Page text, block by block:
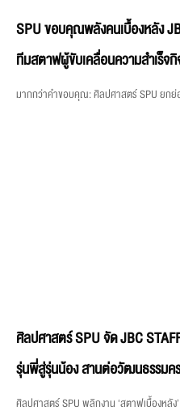
SPU ขอบคุณพลังคนเบื้องหลัง
ทีมสตาฟผู้ขับเคลื่อนความสำเร็จ
มากกว่าคำขอบคุณ: ศิลปศาสตร์ SPU ยกย่
ศิลปศาสตร์ SPU จัด JBC
รุ่นพี่สู่รุ่นน้อง สานต่อวัฒนธรรมค
ศิลปศาสตร์ SPU พลิกงาน ‘สตาฟเบื้องหลั